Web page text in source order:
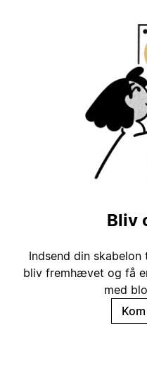
Bliv
Indsend din skabelon
bliv fremhævet og få
med